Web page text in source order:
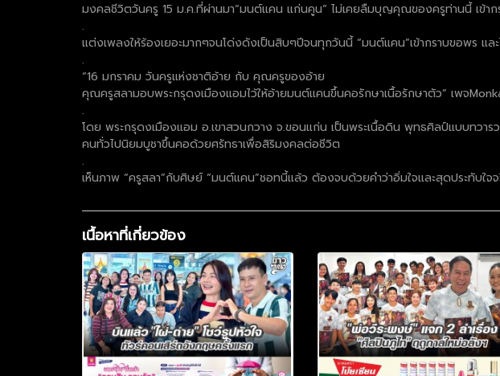
มงคลชีวิตวันครู 15 ม.ค.ที่ผ่านมา“มนต์แคน แก่นคูน” ไม่เคยลืมบุญคุณของครูท่านนี้ เข้
.
แต่งเพลงให้ร้องเยอะมากๆจนโด่งดังเป็นสิบๆปีจนทุกวันนี้ “มนต์แคน”เข้ากราบขอพร แล
.
“16 มกราคม วันครูแห่งชาติอ้าย กับ คุณครูของอ้าย
คุณครูสลามอบพระกรุดงเมืองแอมไว้ให้อ้ายมนต์แคนขึ้นคอรักษาเนื้อรักษาตัว” เพจ
.
โดย พระกรุดงเมืองแอม อ.เขาสวนกวาง จ.ขอนแก่น เป็นพระเนื้อดิน พุทธศิลป์แบบทว
คนทั่วไปนิยมบูชาขึ้นคอด้วยศรัทธาเพื่อสิริมงคลต่อชีวิต
.
เห็นภาพ “ครูสลา”กับศิษย์ “มนต์แคน”ชอทนี้แล้ว ต้องจบด้วยคำว่าอิ่มใจและสุดประทับใจ
เนื้อหาที่เกี่ยวข้อง